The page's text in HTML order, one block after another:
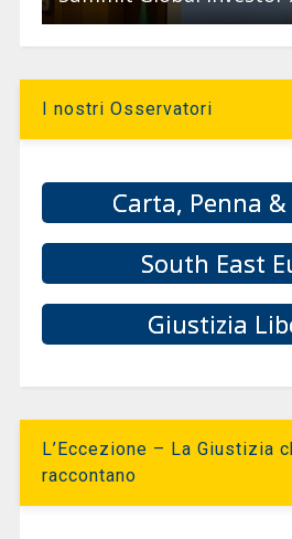
I nostri Osservatori
Carta, Penna
South East
Giustizia
L’Eccezione – La Giustizia
raccontano